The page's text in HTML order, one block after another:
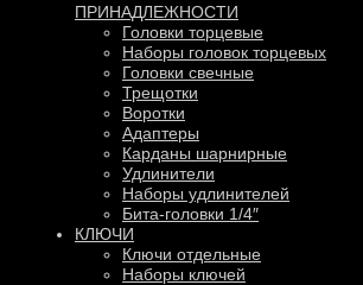
ПРИНАДЛЕЖНОСТИ
Головки торцевые
Наборы головок торцевых
Головки свечные
Трещотки
Воротки
Адаптеры
Карданы шарнирные
Удлинители
Наборы удлинителей
Бита-головки 1/4″
КЛЮЧИ
Ключи отдельные
Наборы ключей